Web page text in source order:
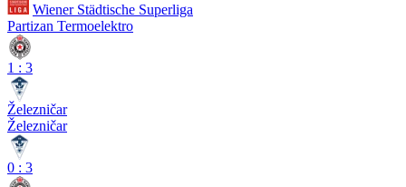
Wiener Städtische Superliga
Partizan Termoelektro
1 : 3
Železničar
Železničar
0 : 3